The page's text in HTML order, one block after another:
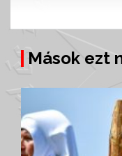
Mások ezt